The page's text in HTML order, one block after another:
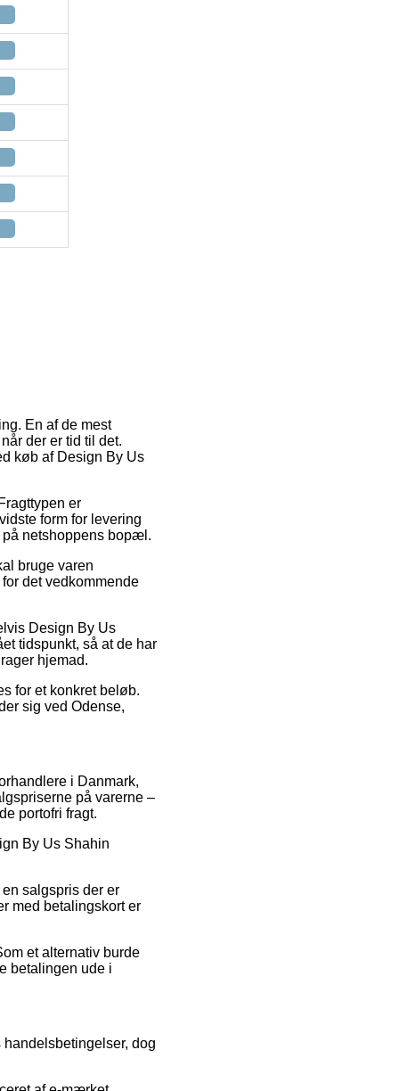
En af de mest
der er tid til det.
køb af Design By Us
er
form for levering
netshoppens bopæl.
bruge varen
det vedkommende
Design By Us
tidspunkt, så at de har
hjemad.
for et konkret beløb.
sig ved Odense,
i Danmark,
på varerne –
portofri fragt.
By Us Shahin
salgspris der er
med betalingskort er
et alternativ burde
betalingen ude i
dog